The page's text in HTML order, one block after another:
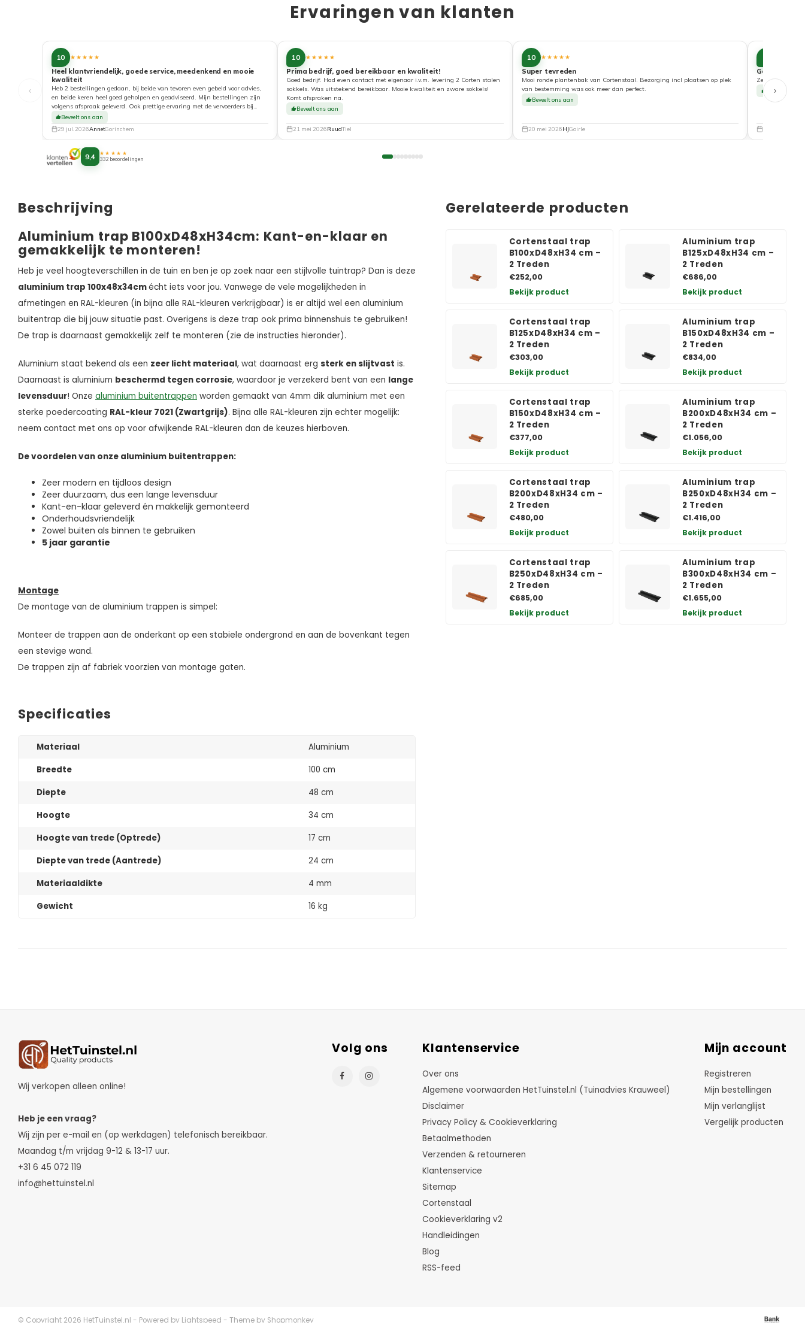
Ervaringen van klanten
‹
10 ★★★★★
Heel klantvriendelijk, goede service, meedenkend en mooie
kwaliteit
Heb 2 bestellingen gedaan, bij beide van tevoren even gebeld voor advies,
en beide keren heel goed geholpen en geadviseerd. Mijn bestellingen zijn
volgens afspraak geleverd. Ook prettige ervaring met de vervoerders bij
aflevering. Top!
Beveelt ons aan
29 jul. 2026AnnetGorinchem
10 ★★★★★
Prima bedrijf, goed bereikbaar en kwaliteit!
Goed bedrijf. Had even contact met eigenaar i.v.m. levering 2 Corten stalen
sokkels. Was uitstekend bereikbaar. Mooie kwaliteit en zware sokkels!
Komt afspraken na.
Beveelt ons aan
21 mei 2026RuudTiel
10 ★★★★★
Super tevreden
Mooi ronde plantenbak van Cortenstaal. Bezorging incl plaatsen op plek
van bestemming was ook meer dan perfect.
Beveelt ons aan
20 mei 2026HJGoirle
Goede
Zeer tevreden
Beveelt ons
›
9,4 ★★★★★
332 beoordelingen
Beschrijving
Aluminium trap B100xD48xH34cm: Kant-en-klaar en
gemakkelijk te monteren!
Heb je veel hoogteverschillen in de tuin en ben je op zoek naar een stijlvolle tuintrap? Dan is deze
aluminium trap 100x48x34cmécht iets voor jou. Vanwege de vele mogelijkheden in
afmetingen en RAL-kleuren (in bijna alle RAL-kleuren verkrijgbaar) is er altijd wel een aluminium
buitentrap die bij jouw situatie past. Overigens is deze trap ook prima binnenshuis te gebruiken!
De trap is daarnaast gemakkelijk zelf te monteren (zie de instructies hieronder).
Aluminium staat bekend als een zeer licht materiaal, wat daarnaast erg sterk en slijtvast is.
Daarnaast is aluminium beschermd tegen corrosie, waardoor je verzekerd bent van een lange
levensduur! Onze aluminium buitentrappen worden gemaakt van 4mm dik aluminium met een
sterke poedercoating RAL-kleur 7021 (Zwartgrijs). Bijna alle RAL-kleuren zijn echter mogelijk:
neem contact met ons op voor afwijkende RAL-kleuren dan de keuzes hierboven.
De voordelen van onze aluminium buitentrappen:
Zeer modern en tijdloos design
Zeer duurzaam, dus een lange levensduur
Kant-en-klaar geleverd én makkelijk gemonteerd
Onderhoudsvriendelijk
Zowel buiten als binnen te gebruiken
5 jaar garantie
Montage
De montage van de aluminium trappen is simpel:
Monteer de trappen aan de onderkant op een stabiele ondergrond en aan de bovenkant tegen
een stevige wand.
De trappen zijn af fabriek voorzien van montage gaten.
Specificaties
Materiaal
Aluminium
Breedte
100 cm
Diepte
48 cm
Hoogte
34 cm
Hoogte van trede (Optrede)
17 cm
Diepte van trede (Aantrede)
24 cm
Materiaaldikte
4 mm
Gewicht
16 kg
Gerelateerde producten
Cortenstaal trap
B100xD48xH34 cm –
2 Treden
€252,00
Bekijk product
Aluminium trap
B125xD48xH34 cm –
2 Treden
€686,00
Bekijk product
Cortenstaal trap
B125xD48xH34 cm –
2 Treden
€303,00
Bekijk product
Aluminium trap
B150xD48xH34 cm –
2 Treden
€834,00
Bekijk product
Cortenstaal trap
B150xD48xH34 cm –
2 Treden
€377,00
Bekijk product
Aluminium trap
B200xD48xH34 cm –
2 Treden
€1.056,00
Bekijk product
Cortenstaal trap
B200xD48xH34 cm –
2 Treden
€480,00
Bekijk product
Aluminium trap
B250xD48xH34 cm –
2 Treden
€1.416,00
Bekijk product
Cortenstaal trap
B250xD48xH34 cm –
2 Treden
€685,00
Bekijk product
Aluminium trap
B300xD48xH34 cm –
2 Treden
€1.655,00
Bekijk product
Wij verkopen alleen online!
Heb je een vraag?
Wij zijn per e-mail en (op werkdagen) telefonisch bereikbaar.
Maandag t/m vrijdag 9-12 & 13-17 uur.
+31 6 45 072 119
info@hettuinstel.nl
Volg ons Klantenservice
Over ons
Algemene voorwaarden HetTuinstel.nl (Tuinadvies Krauweel)
Disclaimer
Privacy Policy & Cookieverklaring
Betaalmethoden
Verzenden & retourneren
Klantenservice
Sitemap
Cortenstaal
Cookieverklaring v2
Handleidingen
Blog
RSS-feed
Mijn account
Registreren
Mijn bestellingen
Mijn verlanglijst
Vergelijk producten
© Copyright 2026 HetTuinstel.nl - Powered by Lightspeed - Theme by Shopmonkey